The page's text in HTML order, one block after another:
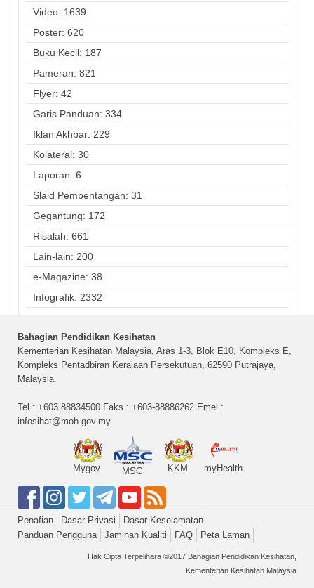
Video: 1639
Poster: 620
Buku Kecil: 187
Pameran: 821
Flyer: 42
Garis Panduan: 334
Iklan Akhbar: 229
Kolateral: 30
Laporan: 6
Slaid Pembentangan: 31
Gegantung: 172
Risalah: 661
Lain-lain: 200
e-Magazine: 38
Infografik: 2332
Bahagian Pendidikan Kesihatan
Kementerian Kesihatan Malaysia, Aras 1-3, Blok E10, Kompleks E,
Kompleks Pentadbiran Kerajaan Persekutuan, 62590 Putrajaya,
Malaysia.
Tel : +603 88834500 Faks : +603-88886262 Emel :
infosihat@moh.gov.my
Mygov MSC KKM myHealth
Penafian Dasar Privasi
Dasar Keselamatan
Panduan Pengguna
Jaminan Kualiti FAQ Peta Laman
Hak Cipta Terpelihara ©2017 Bahagian Pendidikan Kesihatan,
Kementerian Kesihatan Malaysia